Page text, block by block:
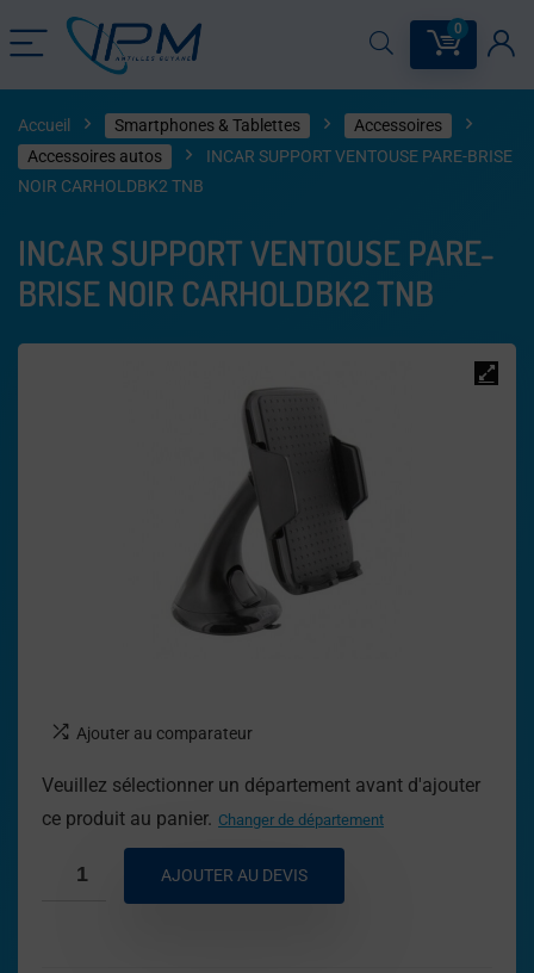
0
Accueil Smartphones & Tablettes
Accessoires
Accessoires autos
INCAR SUPPORT VENTOUSE PARE-BRISE
NOIR CARHOLDBK2 TNB
INCAR SUPPORT VENTOUSE PARE-
BRISE NOIR CARHOLDBK2 TNB
Ajouter au comparateur
Veuillez sélectionner un département avant d'ajouter
ce produit au panier. Changer de département
AJOUTER AU DEVIS